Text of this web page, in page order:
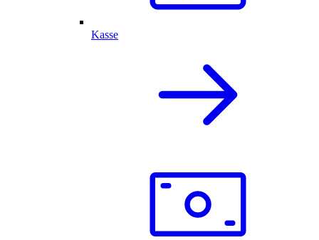
Kasse